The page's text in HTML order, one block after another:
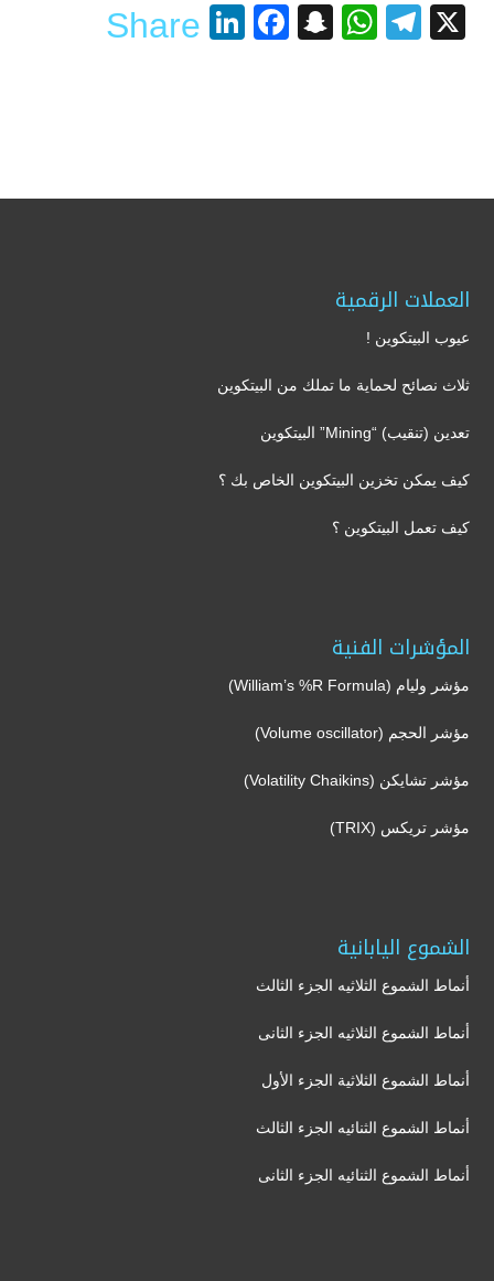
X
Telegram
WhatsApp
Snapchat
Facebook
LinkedIn
Share
العملات الرقمية
عيوب البيتكوين !
ثلاث نصائح لحماية ما تملك من البيتكوين
تعدين (تنقيب) “Mining” البيتكوين
كيف يمكن تخزين البيتكوين الخاص بك ؟
كيف تعمل البيتكوين ؟
المؤشرات الفنية
مؤشر وليام (William’s %R Formula)
مؤشر الحجم (Volume oscillator)
مؤشر تشايكن (Volatility Chaikins)
مؤشر تريكس (TRIX)
الشموع اليابانية
أنماط الشموع الثلاثيه الجزء الثالث
أنماط الشموع الثلاثيه الجزء الثانى
أنماط الشموع الثلاثية الجزء الأول
أنماط الشموع الثنائيه الجزء الثالث
أنماط الشموع الثنائيه الجزء الثانى